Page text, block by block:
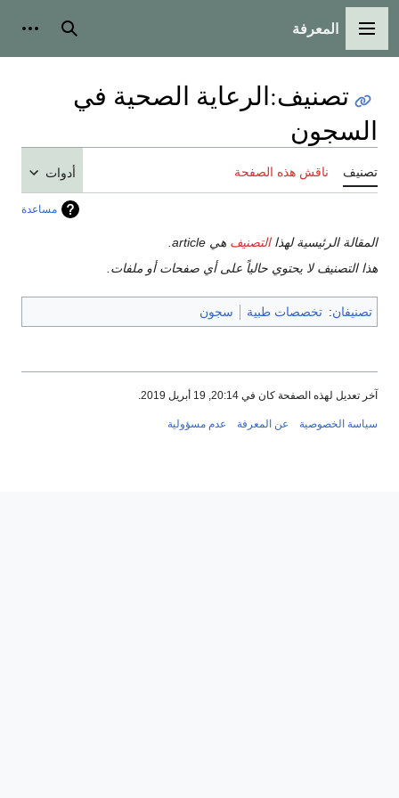
القائمة الرئيسية
المعرفة بحث
تصنيف:الرعاية الصحية في
السجون
تصنيف ناقش هذه الصفحة أدوات
مساعدة
المقالة الرئيسية لهذاالتصنيف هي article.
هذا التصنيف لا يحتوي حالياً على أي صفحات أو ملفات.
تصنيفان: تخصصات طبية سجون
آخر تعديل لهذه الصفحة كان في 20:14, 19 أبريل 2019.
سياسة الخصوصية عن المعرفة عدم مسؤولية